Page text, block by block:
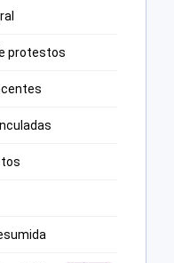
protestos